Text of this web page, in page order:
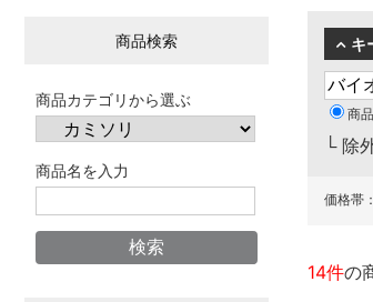
商品検索
商品カテゴリから選ぶ
商品名を入力
キ
商
└ 除
価格帯：
14件の